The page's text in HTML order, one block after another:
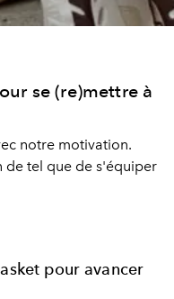
se (re)mettre à
notre motivation.
de tel que de s'équiper
pour avancer